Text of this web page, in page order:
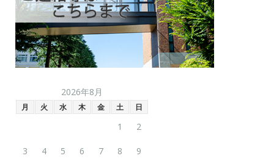
2026年8月
月 火 水 木 金 土 日
1 2
3 4 5 6 7 8 9